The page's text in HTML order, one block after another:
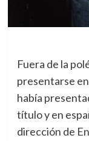
Fuera de la
presentarse
había
título y en
dirección de